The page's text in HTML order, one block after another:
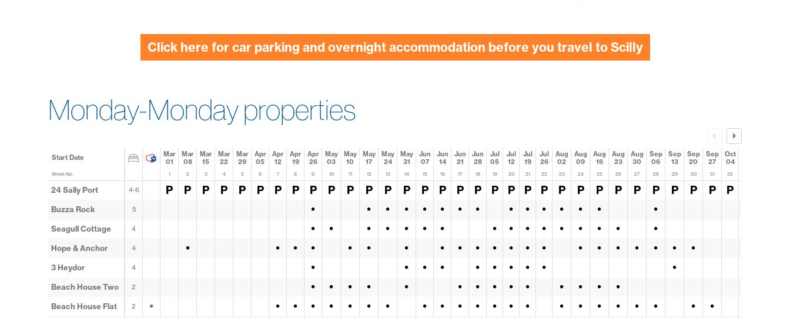
Click here for car parking and overnight accommodation before you travel to Scilly
Monday-Monday properties
Start Date
Mar
01
Mar
08
Mar
15
Mar
22
Mar
29
Apr
05
Apr
12
Apr
19
Apr
26
May
03
May
10
May
17
May
24
May
31
Jun
07
Jun
14
Jun
21
Jun
28
Jul
05
Jul
12
Jul
19
Jul
26
Aug
02
Aug
09
Aug
16
Aug
23
Aug
30
Sep
06
Sep
13
Sep
20
Sep
27
Oct
04
Week No. 1 2 3 4 5 6 7 8 9 10 11 12 13 14 15 16 17 18 19 20 21 22 23 24 25 26 27 28 29 30 31 32
24 Sally Port 4-6 P P P P P P P P P P P P P P P P P P P P P P P P P P P P P P P P
Buzza Rock 5 • • • • • • • • • • • • • • •
Seagull Cottage 4 • • • • • • • • • • • • • • • •
Hope & Anchor 4 • • • • • • • • • • • • • • • • • • • • •
3 Heydor 4 • • • • • • • • • •
Beach House Two 2 • • • • • • • • • • • • • •
Beach House Flat 2 • • • • • • • • • • • • • • • • • • • • • • •